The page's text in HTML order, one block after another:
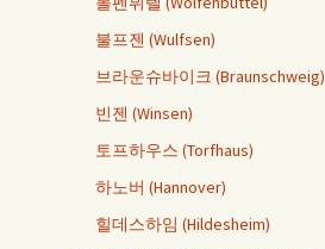
불프젠 (Wulfsen)
브라운슈바이크 (Braunschweig)
빈젠 (Winsen)
토프하우스 (Torfhaus)
하노버 (Hannover)
힐데스하임 (Hildesheim)